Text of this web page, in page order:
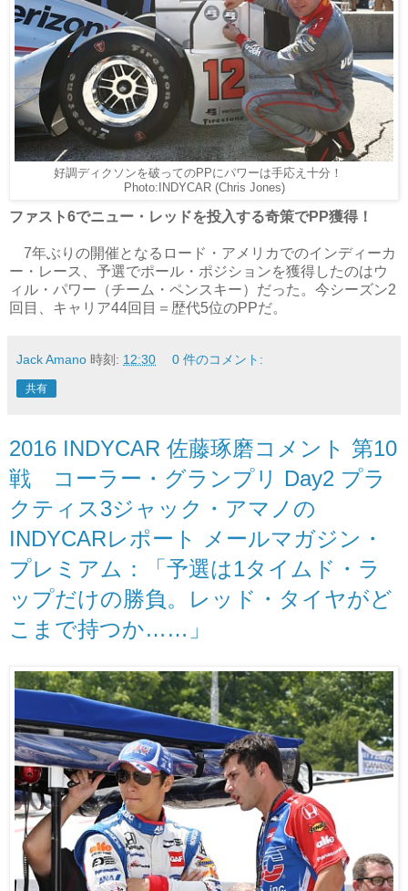
好調ディクソンを破ってのPPにパワーは手応え十分！
Photo:INDYCAR (Chris Jones)
ファスト6でニュー・レッドを投入する奇策でPP獲得！
7年ぶりの開催となるロード・アメリカでのインディーカ
ー・レース、予選でポール・ポジションを獲得したのはウ
ィル・パワー（チーム・ペンスキー）だった。今シーズン2
回目、キャリア44回目＝歴代5位のPPだ。
Jack Amano 時刻: 12:30 0 件のコメント:
共有
2016 INDYCAR 佐藤琢磨コメント 第10
戦 コーラー・グランプリ Day2 プラ
クティス3ジャック・アマノの
INDYCARレポート メールマガジン・
プレミアム：「予選は1タイムド・ラ
ップだけの勝負。レッド・タイヤがど
こまで持つか……」